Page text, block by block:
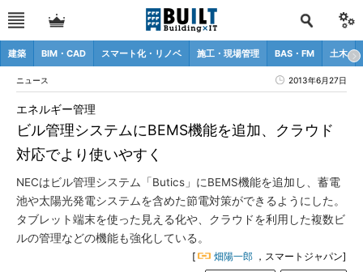
建築 BIM・CAD スマート化・リノベ 施工・現場管理 BAS・FM 土木
ニュース 2013年6月27日
ビル管理システムにBEMS機能を追加、クラウド
対応でより使いやすく
エネルギー管理
NECはビル管理システム「Butics」にBEMS機能を追加し、蓄電
池や太陽光発電システムを含めた節電対策ができるようにした。
タブレット端末を使った見える化や、クラウドを利用した複数ビ
ルの管理などの機能も強化している。
[ 畑陽一郎 ，スマートジャパン]